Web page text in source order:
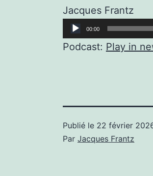
Jacques Frantz
Lecteur
audio
00:00
Podcast: Play in
Publié le 22 février
Par Jacques Frantz